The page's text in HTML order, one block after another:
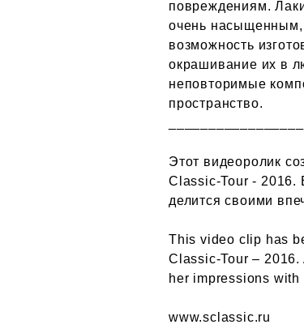
повреждениям.
очень насыщенным,
возможность
окрашивание их в
неповторимые
пространство.
Этот видеоролик
Classic-Tour - 2016.
делится своими
This video clip has
Classic-Tour –
her impressions
www.sclassic.ru